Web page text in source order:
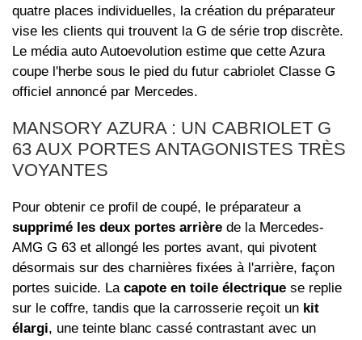
quatre places individuelles, la création du préparateur
vise les clients qui trouvent la G de série trop discrète.
Le média auto Autoevolution estime que cette Azura
coupe l'herbe sous le pied du futur cabriolet Classe G
officiel annoncé par Mercedes.
MANSORY AZURA : UN CABRIOLET G
63 AUX PORTES ANTAGONISTES TRÈS
VOYANTES
Pour obtenir ce profil de coupé, le préparateur a
supprimé les deux portes arrière de la Mercedes-
AMG G 63 et allongé les portes avant, qui pivotent
désormais sur des charnières fixées à l'arrière, façon
portes suicide. La capote en toile électrique se replie
sur le coffre, tandis que la carrosserie reçoit un kit
élargi, une teinte blanc cassé contrastant avec un